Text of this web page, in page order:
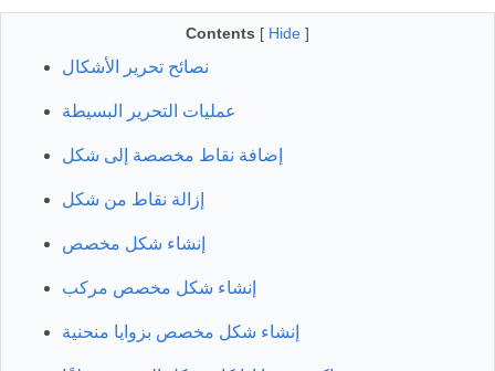
Contents [ Hide ]
نصائح تحرير الأشكال
عمليات التحرير البسيطة
إضافة نقاط مخصصة إلى شكل
إزالة نقاط من شكل
إنشاء شكل مخصص
إنشاء شكل مخصص مركب
إنشاء شكل مخصص بزوايا منحنية